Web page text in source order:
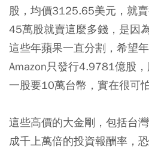
股，均價3125.65美元，就
45萬股就賣這麼多錢，是因
這些年蘋果一直分割，希望
Amazon只發行4.9781億股
一股要10萬台幣，實在很可怕
這些高價的大金剛，包括台
成千上萬倍的投資報酬率，